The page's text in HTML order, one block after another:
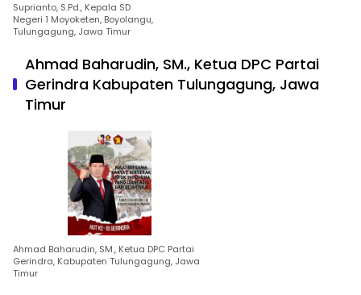
Suprianto, S.Pd., Kepala SD
Negeri 1 Moyoketen, Boyolangu,
Tulungagung, Jawa Timur
Ahmad Baharudin, SM., Ketua DPC Partai
Gerindra Kabupaten Tulungagung, Jawa
Timur
Ahmad Baharudin, SM., Ketua DPC Partai
Gerindra, Kabupaten Tulungagung, Jawa
Timur